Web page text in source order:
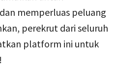
memperluas peluang
perekrut dari seluruh
platform ini untuk